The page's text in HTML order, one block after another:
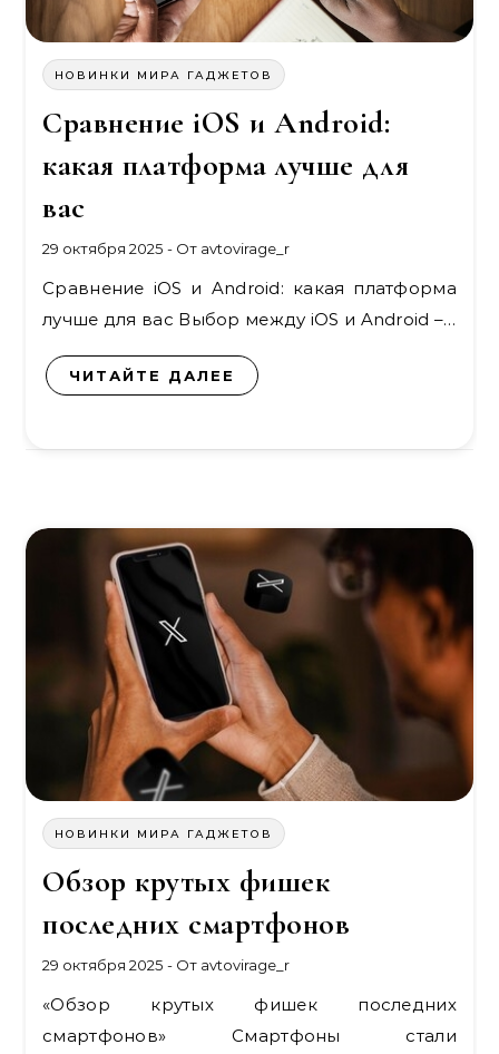
НОВИНКИ МИРА ГАДЖЕТОВ
Сравнение iOS и Android:
какая платформа лучше для
вас
29 октября 2025 - От avtovirage_r
Сравнение iOS и Android: какая платформа
лучше для вас Выбор между iOS и Android –…
ЧИТАЙТЕ ДАЛЕЕ
НОВИНКИ МИРА ГАДЖЕТОВ
Обзор крутых фишек
последних смартфонов
29 октября 2025 - От avtovirage_r
«Обзор крутых фишек последних
смартфонов» Смартфоны стали